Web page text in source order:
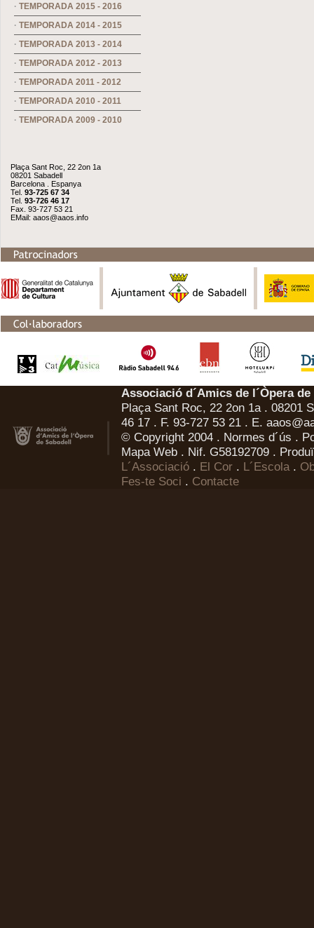
· TEMPORADA 2015 - 2016
· TEMPORADA 2014 - 2015
· TEMPORADA 2013 - 2014
· TEMPORADA 2012 - 2013
· TEMPORADA 2011 - 2012
· TEMPORADA 2010 - 2011
· TEMPORADA 2009 - 2010
Plaça Sant Roc, 22 2on 1a
08201 Sabadell
Barcelona . Espanya
Tel. 93-725 67 34
Tel. 93-726 46 17
Fax. 93-727 53 21
EMail: aaos@aaos.info
Associació d´Amics de l´Òpera
Plaça Sant Roc, 22 2on 1a . 08201
46 17 . F. 93-727 53 21 . E.
© Copyright 2004 . Normes d´ús .
Mapa Web . Nif. G58192709 .
L´Associació . El Cor . L´Escola.
Fes-te Soci . Contacte